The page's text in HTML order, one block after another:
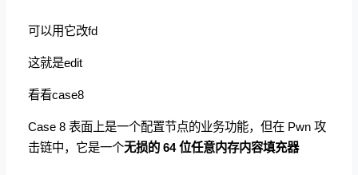
可以用它改fd
这就是edit
看看case8
Case 8 表面上是一个配置节点的业务功能，但在 Pwn 攻
击链中，它是一个无损的 64 位任意内存内容填充器